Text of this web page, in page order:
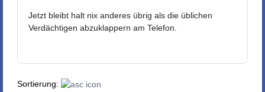
Jetzt bleibt halt nix anderes übrig als die üblichen
Verdächtigen abzuklappern am Telefon.
Sortierung: